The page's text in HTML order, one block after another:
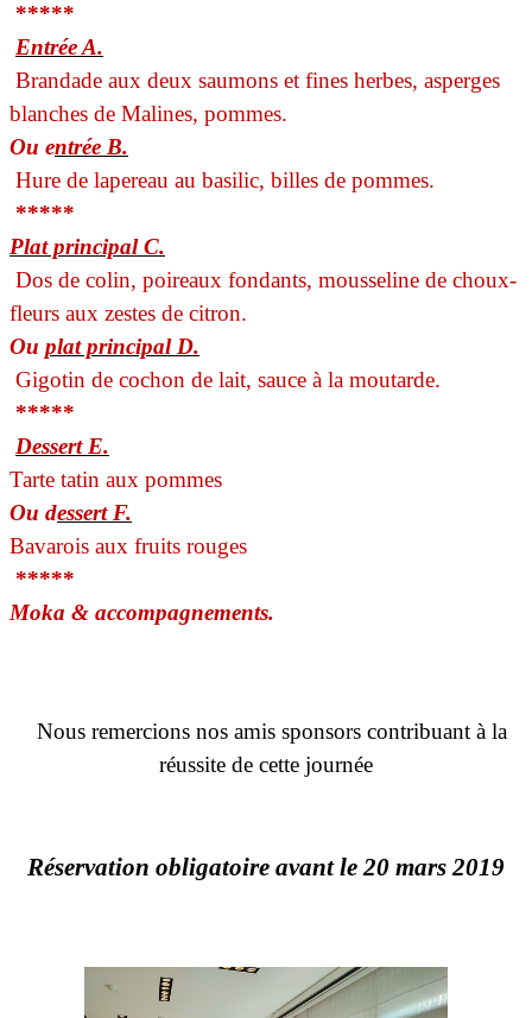
*****
Entrée A.
Brandade aux deux saumons et fines herbes, asperges
blanches de Malines, pommes.
Ou entrée B.
Hure de lapereau au basilic, billes de pommes.
*****
Plat principal C.
Dos de colin, poireaux fondants, mousseline de choux-
fleurs aux zestes de citron.
Ou plat principal D.
Gigotin de cochon de lait, sauce à la moutarde.
*****
Dessert E.
Tarte tatin aux pommes
Ou dessert F.
Bavarois aux fruits rouges
*****
Moka & accompagnements.
Nous remercions nos amis sponsors contribuant à la
réussite de cette journée
Réservation obligatoire avant le 20 mars 2019